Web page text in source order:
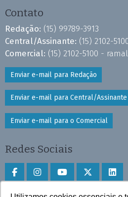
Contato
Redação: (15) 99789-3913
Central/Assinante: (15) 2102-
Comercial: (15) 2102-5100 -
Enviar e-mail para Redação
Enviar e-mail para Central/Assinante
Enviar e-mail para o Comercial
Redes Sociais